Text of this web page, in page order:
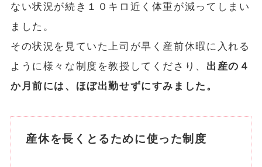
ない状況が続き１０キロ近く体重が減ってしまい
ました。
その状況を見ていた上司が早く産前休暇に入れる
ように様々な制度を教授してくださり、 出産の４
か月前には、ほぼ出勤せずにすみました。
産休を長くとるために使った制度